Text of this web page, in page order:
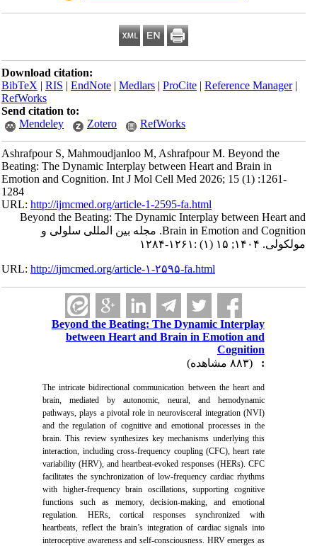
Download citation:
BibTeX|RIS|EndNote|Medlars|ProCite|Reference Manager
RefWorks
Send citation to:
Mendeley
Zotero RefWorks
Ashrafpour S, Mahmoudjanloo M, Ashrafpour M. Beyond the
Beating: The Dynamic Interplay between Heart and Brain in
Emotion and Cognition. Int J Mol Cell Med 2026; 15 (1) :1261-
1284
URL:http://ijmcmed.org/article-1-2595-fa.html
Beyond the Beating: The Dynamic Interplay between Heart and
Brain in Emotion and Cognition. مجله بین المللی سلولی و
مولکولی. ۱۴۰۴; ۱۵ (۱) :۱۲۶۱-۱۲۸۴
URL:http://ijmcmed.org/article-۱-۲۵۹۵-fa.html
Beyond the Beating: The Dynamic Interplay
between Heart and Brain in Emotion and
Cognition
The intricate bidirectional communication between the heart and
brain, mediated by autonomic, neural, and hemodynamic
pathways, plays a pivotal role in neurovisceral integration (NVI)
and the regulation of cognitive and emotional processes in the
brain. This review synthesizes key mechanisms underlying this
interaction, including cross-frequency coupling (CFC), heart rate
variability (HRV), and heartbeat-evoked responses (HERs). CFC
facilitates the synchronization of low-frequency cardiac rhythms
with higher-frequency brain oscillations, supporting cognitive
functions such as memory, decision-making, and emotional
regulation. HERs, cortical responses synchronized with
heartbeats, reflect the brain’s integration of cardiac signals into
interoceptive awareness and self-consciousness. HRV emerges as